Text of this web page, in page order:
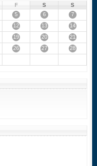
F S
S
5 6
7
12 13
14
19 20
21
26 27
28